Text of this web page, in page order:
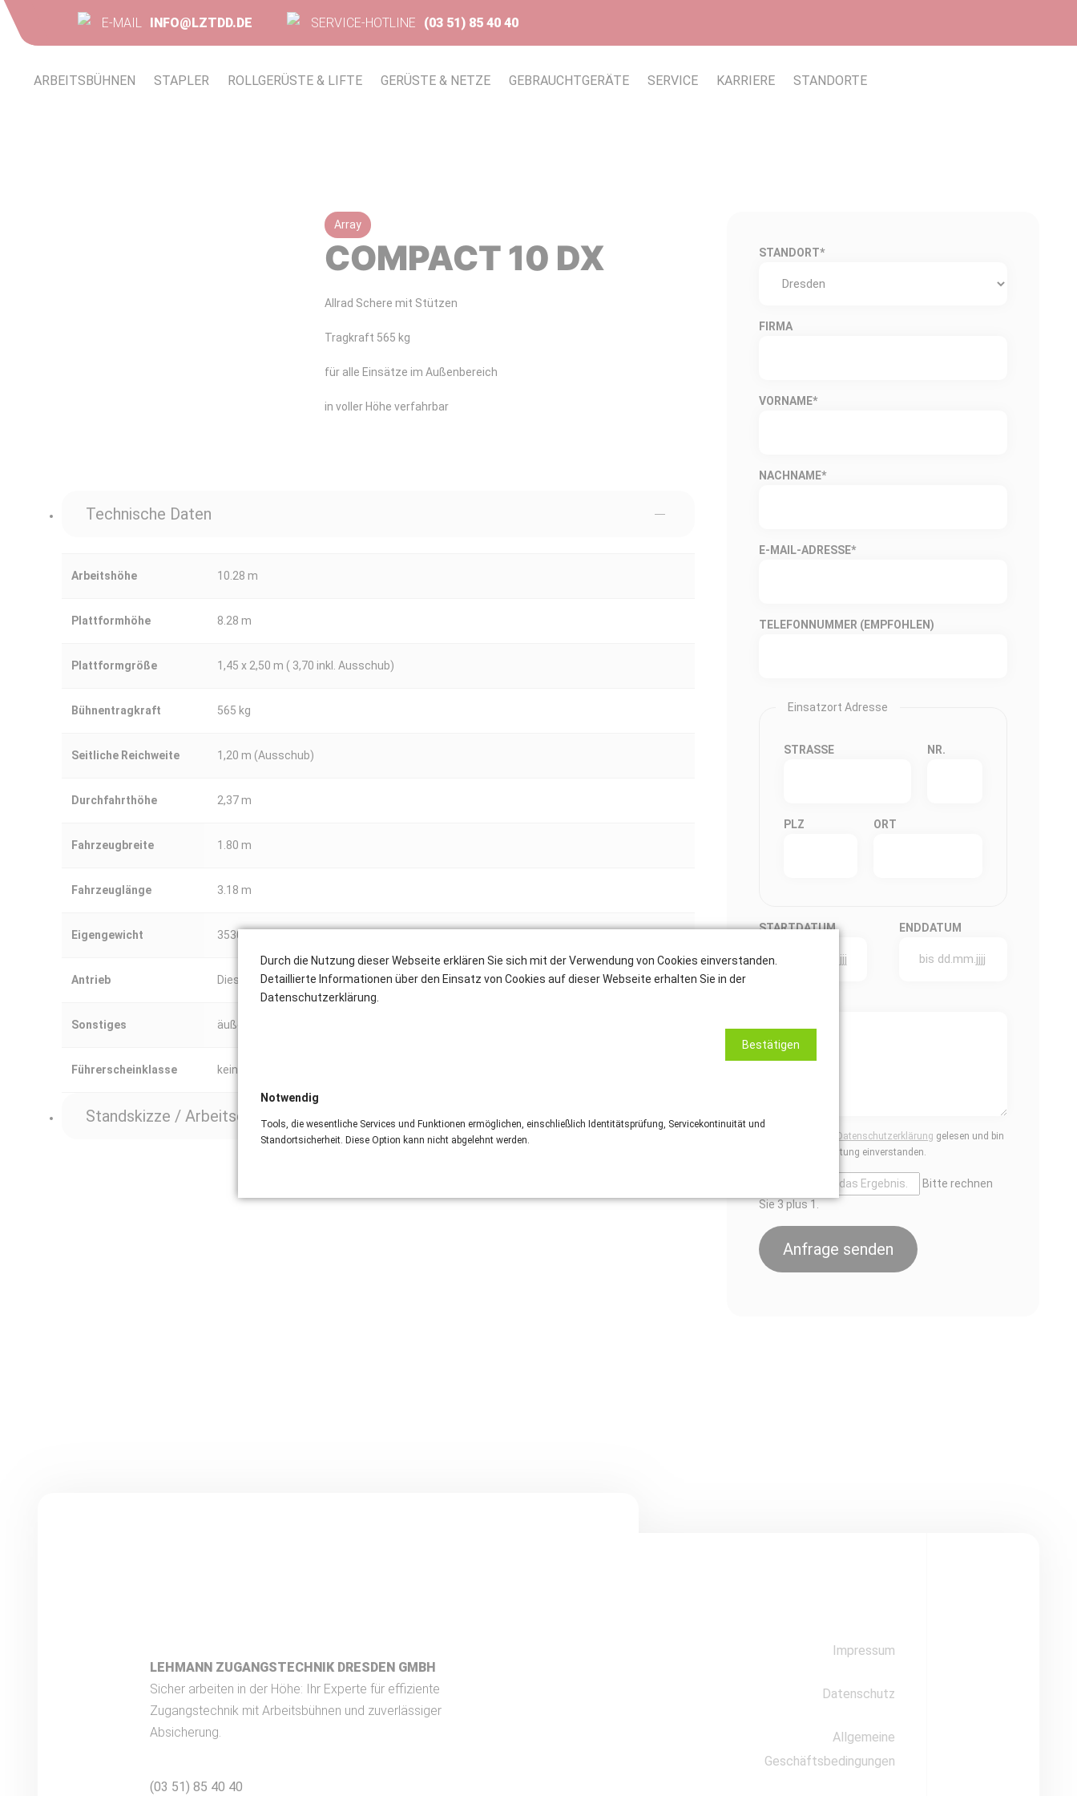
E-MAIL INFO@LZTDD.DE SERVICE-HOTLINE (03 51) 85 40 40
ARBEITSBÜHNEN STAPLER ROLLGERÜSTE & LIFTE GERÜSTE & NETZE GEBRAUCHTGERÄTE SERVICE KARRIERE STANDORTE
Array
COMPACT 10 DX
Allrad Schere mit Stützen
Tragkraft 565 kg
für alle Einsätze im Außenbereich
in voller Höhe verfahrbar
Technische Daten
Arbeitshöhe 10.28 m
Plattformhöhe 8.28 m
Plattformgröße 1,45 x 2,50 m ( 3,70 inkl. Ausschub)
Bühnentragkraft 565 kg
Seitliche Reichweite 1,20 m (Ausschub)
Durchfahrthöhe 2,37 m
Fahrzeugbreite 1.80 m
Fahrzeuglänge 3.18 m
Eigengewicht 3530 kg
Antrieb Diesel
Sonstiges äußerer Wenderadius 4.63 m, Bodenfreiheit 28 cm, Steigfähigkeit 40%, Stützen
Führerscheinklasse kein Führerschein erforderlich
Standskizze / Arbeitsdiagramm
STANDORT*
FIRMA
VORNAME*
NACHNAME*
E-MAIL-ADRESSE*
TELEFONNUMMER (EMPFOHLEN)
Einsatzort Adresse
STRASSE NR.
PLZ ORT
STARTDATUM ENDDATUM
Datenschutzerklärung gelesen und bin
mit deren Geltung einverstanden.
Bitte rechnen
Sie 3 plus 1.
Anfrage senden
LEHMANN ZUGANGSTECHNIK DRESDEN GMBH
Sicher arbeiten in der Höhe: Ihr Experte für effiziente
Zugangstechnik mit Arbeitsbühnen und zuverlässiger
Absicherung.
(03 51) 85 40 40
Impressum
Datenschutz
Allgemeine
Geschäftsbedingungen
Durch die Nutzung dieser Webseite erklären Sie sich mit der Verwendung von Cookies einverstanden.
Detaillierte Informationen über den Einsatz von Cookies auf dieser Webseite erhalten Sie in der
Datenschutzerklärung.
Bestätigen
Notwendig
Tools, die wesentliche Services und Funktionen ermöglichen, einschließlich Identitätsprüfung, Servicekontinuität und
Standortsicherheit. Diese Option kann nicht abgelehnt werden.